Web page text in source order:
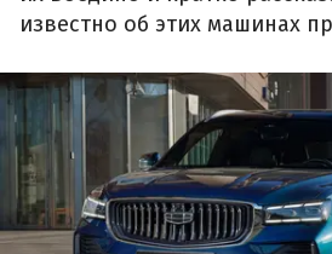
известно об этих машинах